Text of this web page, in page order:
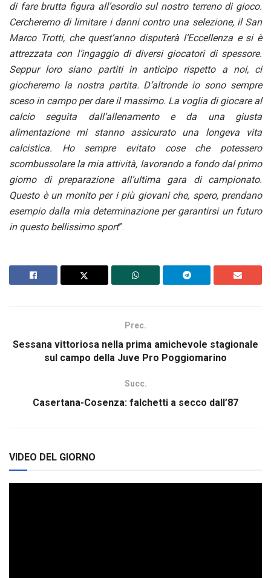
di fare brutta figura all’esordio sul nostro terreno di gioco.
Cercheremo di limitare i danni contro una selezione, il San
Marco Trotti, che quest’anno disputerà l’Eccellenza e si è
attrezzata con l’ingaggio di diversi giocatori di spessore.
Seppur loro siano partiti in anticipo rispetto a noi, ci
giocheremo la nostra partita. D’altronde io sono sempre
sceso in campo per dare il massimo. La voglia di giocare al
calcio seguita dall’allenamento e da una giusta
alimentazione mi stanno assicurato una longeva vita
calcistica. Ho sempre evitato cose che potessero
scombussolare la mia attività, lavorando a fondo dal primo
giorno di preparazione all’ultima gara di campionato.
Questo è un monito per i più giovani che, spero, prendano
esempio dalla mia determinazione per garantirsi un futuro
in questo bellissimo sport”.
Prec.
Sessana vittoriosa nella prima amichevole stagionale
sul campo della Juve Pro Poggiomarino
Succ.
Casertana-Cosenza: falchetti a secco dall’87
VIDEO DEL GIORNO